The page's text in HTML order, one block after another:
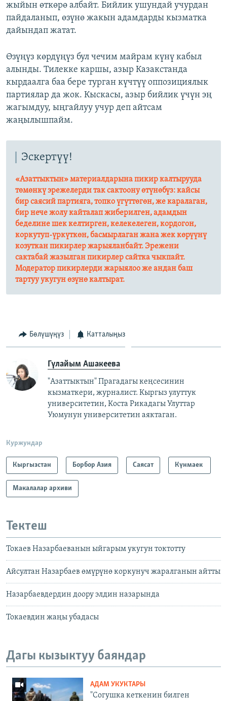
жыйын өткөрө албайт. Бийлик ушундай учурдан
пайдаланып, өзүнө жакын адамдарды кызматка
дайындап жатат.
Өзүңүз көрдүңүз бул чечим майрам күнү кабыл
алынды. Тилекке каршы, азыр Казакстанда
кырдаалга баа бере турган күчтүү оппозициялык
партиялар да жок. Кыскасы, азыр бийлик үчүн эң
жагымдуу, ыңгайлуу учур деп айтсам
жаңылышпайм.
Эскертүү!
«Азаттыктын» материалдарына пикир калтырууда
төмөнкү эрежелерди так сактоону өтүнөбүз: кайсы
бир саясий партияга, топко үгүттөгөн, же каралаган,
бир нече жолу кайталап жиберилген, адамдын
беделине шек келтирген, келекелеген, кордогон,
коркутуп-үркүткөн, басмырлаган жана жек көрүүнү
козуткан пикирлер жарыяланбайт. Эрежени
сактабай жазылган пикирлер сайтка чыкпайт.
Модератор пикирлерди жарыялоо же андан баш
тартуу укугун өзүнө калтырат.​
Бөлүшүңүз Катталыңыз
Гүлайым Ашакеева
"Азаттыктын" Прагадагы кеңсесинин
кызматкери, журналист. Кыргыз улуттук
университетин, Коста Рикадагы Улуттар
Уюмунун университетин аяктаган.
Куржундар
Кыргызстан Борбор Азия Саясат Күнмаек
Макалалар архиви
Тектеш
Токаев Назарбаеванын ыйгарым укугун токтотту
Айсултан Назарбаев өмүрүнө коркунуч жаралганын айтты
Назарбаевдердин доору элдин назарында
Токаевдин жаңы убадасы
Дагы кызыктуу баяндар
АДАМ УКУКТАРЫ
"Согушка кеткенин билген